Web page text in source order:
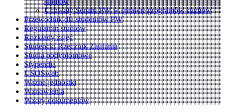
Uchwały Senatu PW w sprawie programów studiów
Przewodnik dla studentów PW
Regulamin studiów
Rozkłady zajęć
Studencki Rzecznik Zaufania
Studia podyplomowe
Stypendia
USOSweb
Ważne jednostki
Wznowienia
Wzory dokumentów